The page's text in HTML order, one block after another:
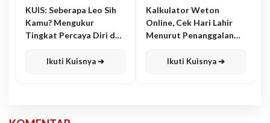
KUIS: Seberapa Leo Sih
Kamu? Mengukur
Tingkat Percaya Diri dan
Ikuti Kuisnya ➔
Kalkulator Weton
Online, Cek Hari Lahir
Menurut Penanggalan
Ikuti Kuisnya ➔